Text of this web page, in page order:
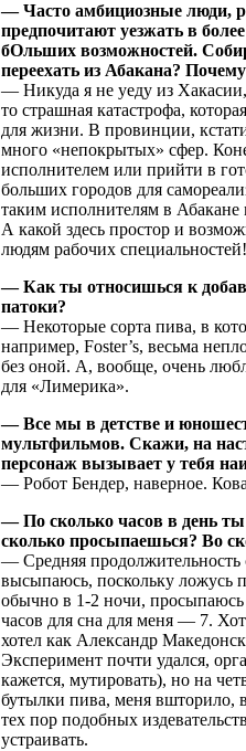
— Часто амбициозные люди,
предпочитают уезжать в
бОльших возможностей.
переехать из Абакана?
— Никуда я не уеду из Хакасии,
то страшная катастрофа,
для жизни. В провинции,
много «непокрытых» сфер.
исполнителем или прийти в
больших городов для
таким исполнителям в
А какой здесь простор и
людям рабочих специальностей!
— Как ты относишься к
патоки?
— Некоторые сорта пива, в
например, Foster’s, весьма
без оной. А, вообще, очень
для «Лимерика».
— Все мы в детстве и
мультфильмов. Скажи, на
персонаж вызывает у тебя
— Робот Бендер, наверное.
— По сколько часов в день
сколько просыпаешься? Во
— Средняя
высыпаюсь, поскольку ложусь
обычно в 1-2 ночи,
часов для сна для меня — 7.
хотел как Александр
Эксперимент почти удался,
кажется, мутировать), но на
бутылки пива, меня вшторило,
тех пор подобных
устраивать.